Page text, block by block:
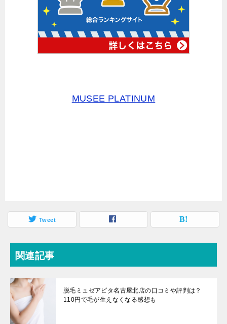
MUSEE PLATINUM
Tweet
関連記事
脱毛ミュゼアピタ名古屋北店の口コミや評判は？
110円で毛が生えなくなる感想も